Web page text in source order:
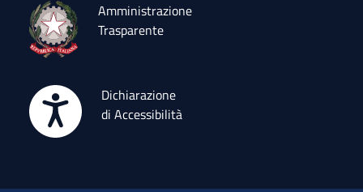
Amministrazione
Trasparente
Dichiarazione
di Accessibilità